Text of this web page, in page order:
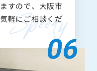
すので、大阪市
軽にご相談くだ